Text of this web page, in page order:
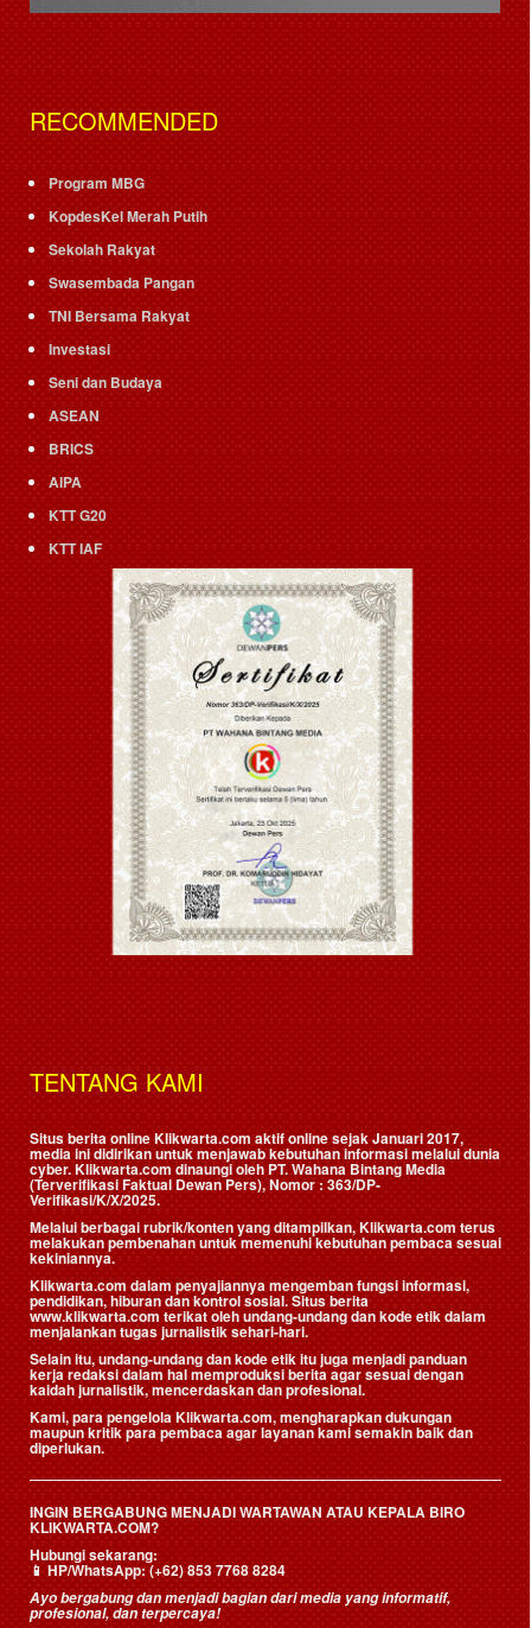
RECOMMENDED
Program MBG
KopdesKel Merah Putih
Sekolah Rakyat
Swasembada Pangan
TNI Bersama Rakyat
Investasi
Seni dan Budaya
ASEAN
BRICS
AIPA
KTT G20
KTT IAF
TENTANG KAMI
Situs berita online Klikwarta.com aktif online sejak Januari 2017,
media ini didirikan untuk menjawab kebutuhan informasi melalui dunia
cyber. Klikwarta.com dinaungi oleh PT. Wahana Bintang Media
(Terverifikasi Faktual Dewan Pers), Nomor : 363/DP-
Verifikasi/K/X/2025.
Melalui berbagai rubrik/konten yang ditampilkan, Klikwarta.com terus
melakukan pembenahan untuk memenuhi kebutuhan pembaca sesuai
kekiniannya.
Klikwarta.com dalam penyajiannya mengemban fungsi informasi,
pendidikan, hiburan dan kontrol sosial. Situs berita
www.klikwarta.com terikat oleh undang-undang dan kode etik dalam
menjalankan tugas jurnalistik sehari-hari.
Selain itu, undang-undang dan kode etik itu juga menjadi panduan
kerja redaksi dalam hal memproduksi berita agar sesuai dengan
kaidah jurnalistik, mencerdaskan dan profesional.
Kami, para pengelola Klikwarta.com, mengharapkan dukungan
maupun kritik para pembaca agar layanan kami semakin baik dan
diperlukan.
INGIN BERGABUNG MENJADI WARTAWAN ATAU KEPALA BIRO
KLIKWARTA.COM?
Hubungi sekarang:
📱HP/WhatsApp:(+62) 853 7768 8284
Ayo bergabung dan menjadi bagian dari media yang informatif,
profesional, dan terpercaya!